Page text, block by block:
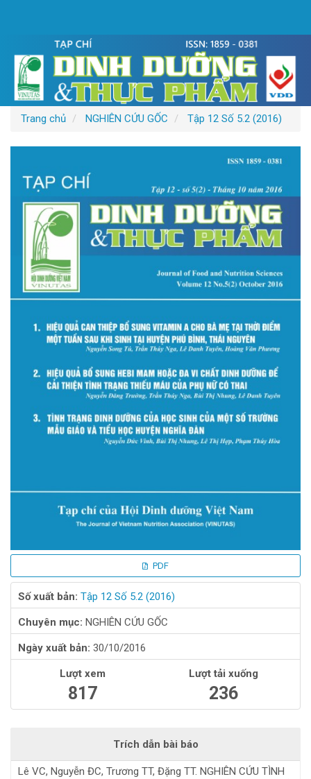
dung
chính
Thanh
bên
Trang chủ
NGHIÊN CỨU GỐC Tập 12 Số 5.2 (2016)
bên
viết
PDF
Số xuất bản: Tập 12 Số 5.2 (2016)
Chuyên mục: NGHIÊN CỨU GỐC
Ngày xuất bản: 30/10/2016
Lượt xem
817
Lượt tải xuống
236
Trích dẫn bài báo
Lê VC, Nguyễn ĐC, Trương TT, Đặng TT. NGHIÊN CỨU TÌNH